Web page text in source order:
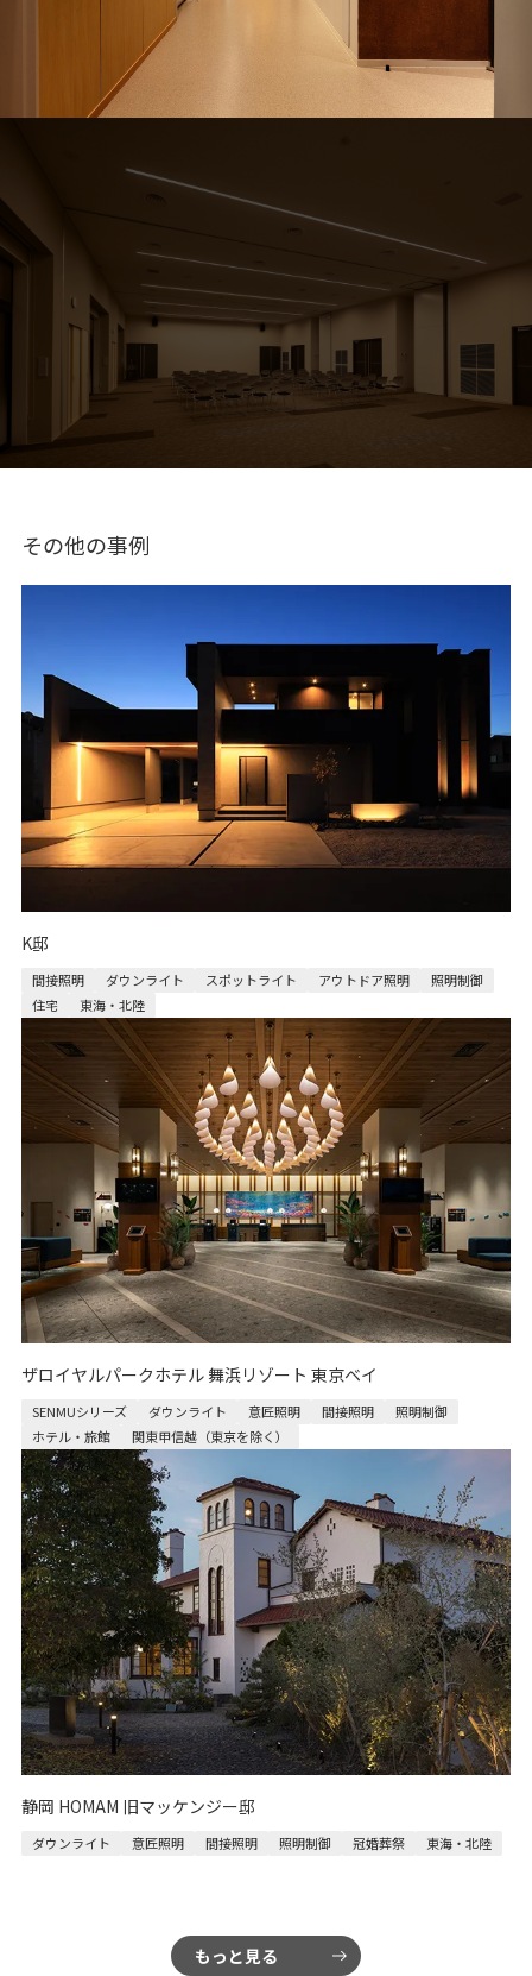
その他の事例
K邸
間接照明 ダウンライト スポットライト アウトドア照明
照明制御
住宅
東海・北陸
ザロイヤルパークホテル 舞浜リゾート 東京ベイ
SENMUシリーズ ダウンライト 意匠照明 間接照明
照明制御
ホテル・旅館
関東甲信越（東京を除く）
静岡 HOMAM 旧マッケンジー邸
ダウンライト 意匠照明 間接照明 照明制御 冠婚葬祭 東海・北陸
もっと見る